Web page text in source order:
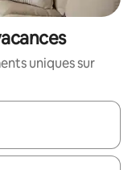
uniques sur
les flèches vers le